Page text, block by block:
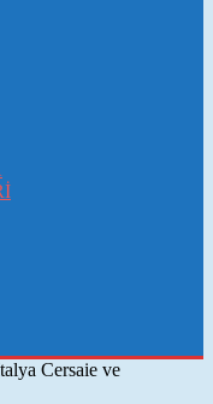
Cersaie ve